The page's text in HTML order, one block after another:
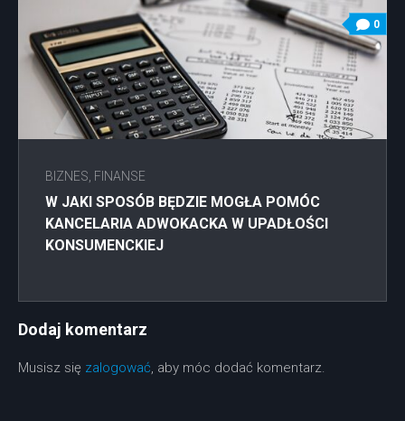
0
BIZNES, FINANSE
W JAKI SPOSÓB BĘDZIE MOGŁA POMÓC
KANCELARIA ADWOKACKA W UPADŁOŚCI
KONSUMENCKIEJ
Dodaj komentarz
Musisz się zalogować, aby móc dodać komentarz.